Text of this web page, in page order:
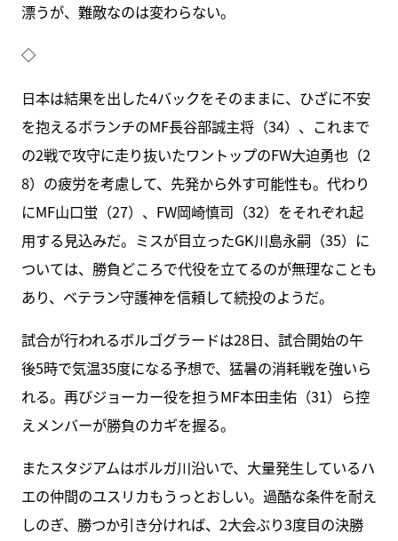
漂うが、難敵なのは変わらない。
◇
日本は結果を出した4バックをそのままに、ひざに不安
を抱えるボランチのMF長谷部誠主将（34）、これまで
の2戦で攻守に走り抜いたワントップのFW大迫勇也（2
8）の疲労を考慮して、先発から外す可能性も。代わり
にMF山口蛍（27）、FW岡崎慎司（32）をそれぞれ起
用する見込みだ。ミスが目立ったGK川島永嗣（35）に
ついては、勝負どころで代役を立てるのが無理なことも
あり、ベテラン守護神を信頼して続投のようだ。
試合が行われるボルゴグラードは28日、試合開始の午
後5時で気温35度になる予想で、猛暑の消耗戦を強いら
れる。再びジョーカー役を担うMF本田圭佑（31）ら控
えメンバーが勝負のカギを握る。
またスタジアムはボルガ川沿いで、大量発生しているハ
エの仲間のユスリカもうっとおしい。過酷な条件を耐え
しのぎ、勝つか引き分ければ、2大会ぶり3度目の決勝